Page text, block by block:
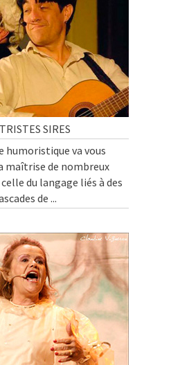
SIRES
humoristique va vous
maîtrise de nombreux
du langage liés à des
de ...